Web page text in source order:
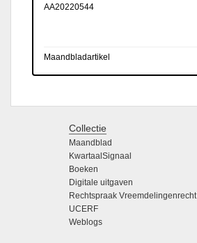
AA20220544
Maandbladartikel
Collectie
Maandblad
KwartaalSignaal
Boeken
Digitale uitgaven
Rechtspraak Vreemdelingenrecht
UCERF
Weblogs